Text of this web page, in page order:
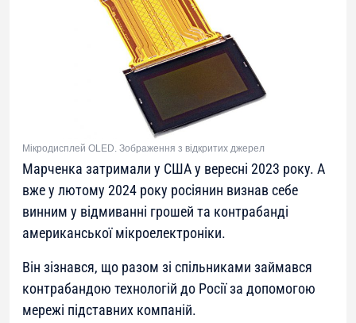
Мікродисплей OLED. Зображення з відкритих джерел
Марченка затримали у США у вересні 2023 року. А
вже у лютому 2024 року росіянин визнав себе
винним у відмиванні грошей та контрабанді
американської мікроелектроніки.
Він зізнався, що разом зі спільниками займався
контрабандою технологій до Росії за допомогою
мережі підставних компаній.